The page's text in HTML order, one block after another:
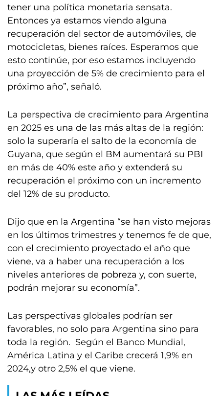
tener una política monetaria sensata.
Entonces ya estamos viendo alguna
recuperación del sector de automóviles, de
motocicletas, bienes raíces. Esperamos que
esto continúe, por eso estamos incluyendo
una proyección de 5% de crecimiento para el
próximo año”, señaló.
La perspectiva de crecimiento para Argentina
en 2025 es una de las más altas de la región:
solo la superaría el salto de la economía de
Guyana, que según el BM aumentará su PBI
en más de 40% este año y extenderá su
recuperación el próximo con un incremento
del 12% de su producto.
Dijo que en la Argentina “se han visto mejoras
en los últimos trimestres y tenemos fe de que,
con el crecimiento proyectado el año que
viene, va a haber una recuperación a los
niveles anteriores de pobreza y, con suerte,
podrán mejorar su economía”.
Las perspectivas globales podrían ser
favorables, no solo para Argentina sino para
toda la región. Según el Banco Mundial,
América Latina y el Caribe crecerá 1,9% en
2024,y otro 2,5% el que viene.